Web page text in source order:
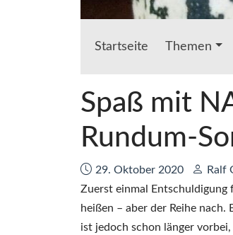
Startseite Themen
Spaß mit
Rundum-
Datum:
29. Oktober 2020 Ralf
Zuerst einmal Entschuldigung
heißen – aber der Reihe
ist jedoch schon länger